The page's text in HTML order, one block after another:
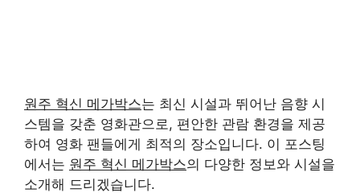
원주 혁신 메가박스는 최신 시설과 뛰어난 음향 시
스템을 갖춘 영화관으로, 편안한 관람 환경을 제공
하여 영화 팬들에게 최적의 장소입니다. 이 포스팅
에서는 원주 혁신 메가박스의 다양한 정보와 시설을
소개해 드리겠습니다.